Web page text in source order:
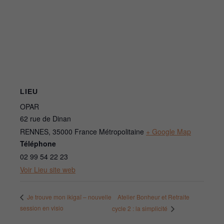
LIEU
OPAR
62 rue de Dinan
RENNES, 35000 France Métropolitaine + Google Map
Téléphone
02 99 54 22 23
Voir Lieu site web
Je trouve mon ikigaï – nouvelle
session en visio
Atelier Bonheur et Retraite
cycle 2 : la simplicité